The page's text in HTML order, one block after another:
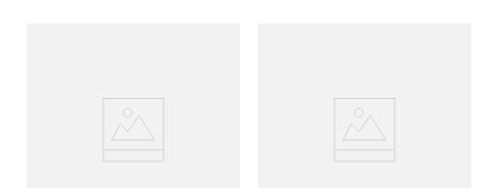
Ele atua na eliminação das bactérias causadoras
do mau hálito e ajuda a prevenir problemas